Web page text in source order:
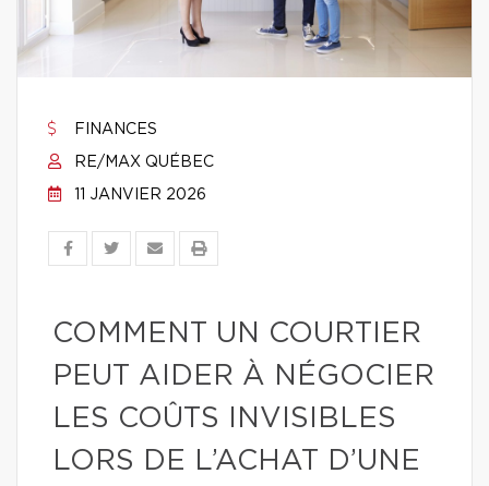
FINANCES
RE/MAX QUÉBEC
11 JANVIER 2026
COMMENT UN COURTIER
PEUT AIDER À NÉGOCIER
LES COÛTS INVISIBLES
LORS DE L’ACHAT D’UNE